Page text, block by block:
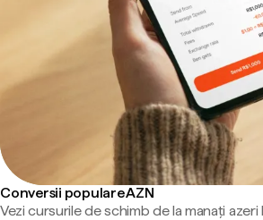
Conversii populare AZN
Vezi cursurile de schimb de la manați azeri